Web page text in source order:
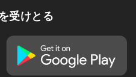
受けとる